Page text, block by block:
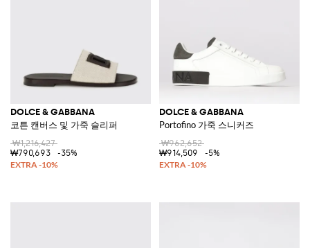
DOLCE & GABBANA
코튼 캔버스 및 가죽 슬리퍼
₩1,216,427
₩790,693
-35%
DOLCE & GABBANA
Portofino 가죽 스니커즈
₩962,652
₩914,509
-5%